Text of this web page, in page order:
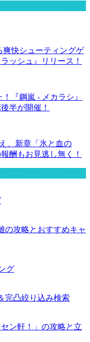
爽快シューティングゲ
ッシュ』リリース！
『鋼嵐 - メカラシ』
半が開催！
、新章「氷と血の
酬もお見逃し無く！
の攻略とおすすめキャ
グ
完凸絞り込み検索
ン軒！」の攻略と立